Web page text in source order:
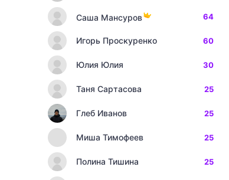
Саша Мансуров 64
Игорь Проскуренко 60
Юлия Юлия 30
Таня Сартасова 25
Глеб Иванов 25
Миша Тимофеев 25
Полина Тишина 25